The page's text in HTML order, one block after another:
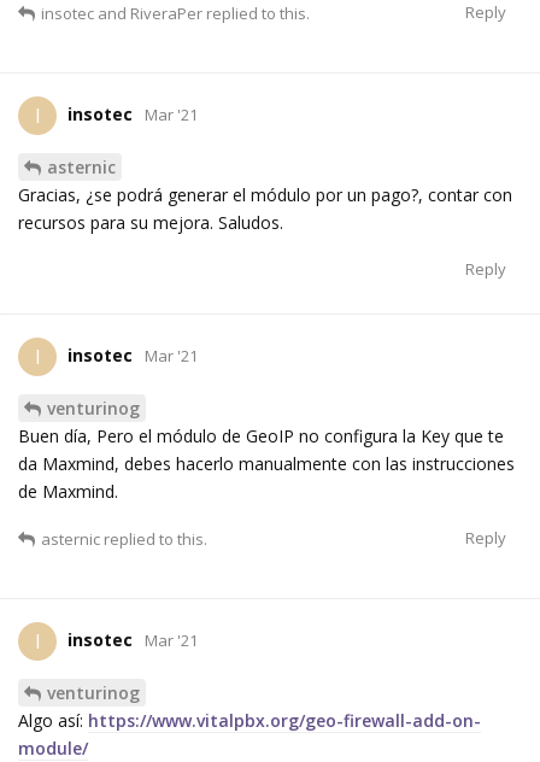
Reply
insotec and RiveraPer replied to this.
I insotec Mar '21
asternic
Gracias, ¿se podrá generar el módulo por un pago?, contar con
recursos para su mejora. Saludos.
Reply
I insotec Mar '21
venturinog
Buen día, Pero el módulo de GeoIP no configura la Key que te
da Maxmind, debes hacerlo manualmente con las instrucciones
de Maxmind.
Reply
asternic replied to this.
I insotec Mar '21
venturinog
Algo así: https://www.vitalpbx.org/geo-firewall-add-on-
module/